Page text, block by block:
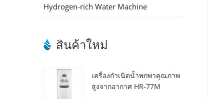
Hydrogen-rich Water Machine
สินค้าใหม่
เครื่องกำเนิดน้ำพกพาคุณภาพ
สูงจากอากาศ HR-77M